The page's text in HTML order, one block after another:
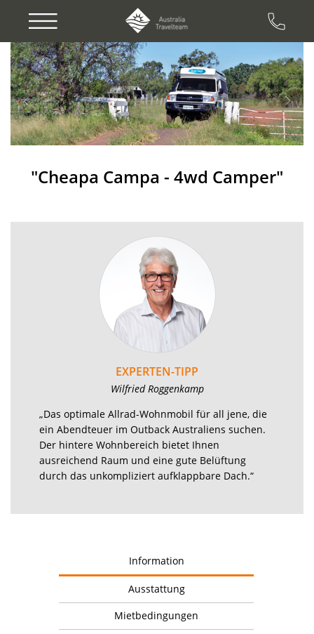
Previous
"Cheapa Campa - 4wd Camper"
EXPERTEN-TIPP
Wilfried Roggenkamp
„Das optimale Allrad-Wohnmobil für all jene, die
ein Abendteuer im Outback Australiens suchen.
Der hintere Wohnbereich bietet Ihnen
ausreichend Raum und eine gute Belüftung
durch das unkompliziert aufklappbare Dach.“
Information
Ausstattung
Mietbedingungen